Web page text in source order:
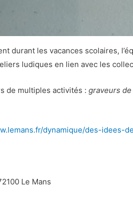
durant les vacances scolaires,
ludiques en lien avec les
de multiples activités : graveurs
dynamique/des-idees-
Le Mans